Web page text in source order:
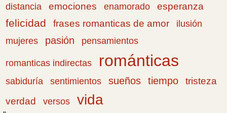
distancia emociones enamorado esperanza
felicidad frases romanticas de amor
ilusión
mujeres
pasión pensamientos
romanticas indirectas románticas
sabiduría sentimientos sueños tiempo
tristeza
verdad
versos vida